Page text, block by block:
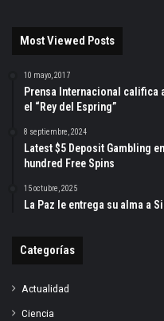
Most Viewed Posts
10 mayo, 2017
Prensa Internacional califica
el “Rey del Espring”
8 septiembre, 2024
Latest $5 Deposit Gambling
hundred Free Spins
15 octubre, 2025
La Paz le entrega su alma a
Categorías
Actualidad
Ciencia